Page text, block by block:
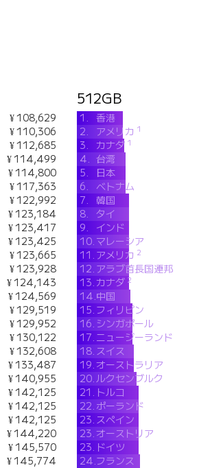
¥ 108,629
¥ 110,306
¥ 112,685
¥ 114,499
¥ 114,800
¥ 117,363
¥ 122,992
¥ 123,184
¥ 123,417
¥ 123,425
¥ 123,665
¥ 123,928
¥ 124,143
¥ 124,569
¥ 129,519
¥ 129,952
¥ 130,122
¥ 132,608
¥ 133,487
¥ 140,955
¥ 142,125
¥ 142,125
¥ 142,125
¥ 144,220
¥ 145,570
¥ 145,774
512GB
1. 香港
2.
アメリカ 1
3.
カナダ 1
4. 台湾
5.
日本
6.
ベトナム
7.
韓国
8.
タイ
9.
インド
10. マレーシア
11. アメリカ 2
12. アラブ首長国連邦
13.カナダ 2
14.中国
15. フィリピン
16. シンガポール
17. ニュージーランド
18. スイス
19.オーストラリア
20.ルクセンブルク
21. トルコ
22. ポーランド
23. スペイン
23.オーストリア
23. ドイツ
24.フランス